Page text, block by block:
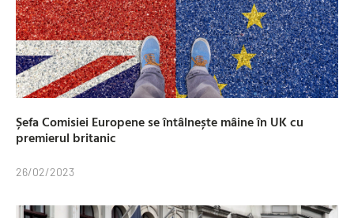
Șefa Comisiei Europene se întâlnește mâine în UK cu
premierul britanic
26/02/2023